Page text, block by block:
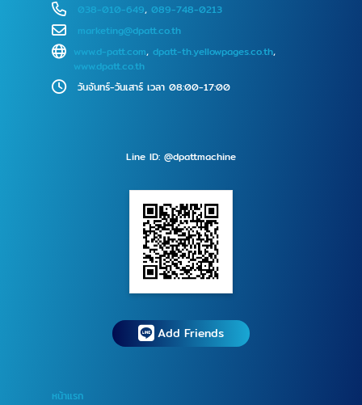
038-010-649, 089-748-0213
marketing@dpatt.co.th
www.d-patt.com,dpatt-th.yellowpages.co.th,
www.dpatt.co.th
วันจันทร์-วันเสาร์ เวลา 08:00-17:00
Line ID: @dpattmachine
Add Friends
หน้าแรก